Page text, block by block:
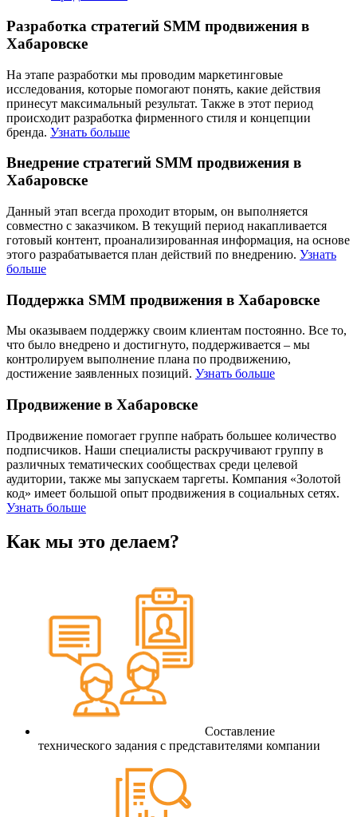
Разработка стратегий SMM продвижения в
Хабаровске
На этапе разработки мы проводим маркетинговые
исследования, которые помогают понять, какие действия
принесут максимальный результат. Также в этот период
происходит разработка фирменного стиля и концепции
бренда. Узнать больше
Внедрение стратегий SMM продвижения в
Хабаровске
Данный этап всегда проходит вторым, он выполняется
совместно с заказчиком. В текущий период накапливается
готовый контент, проанализированная информация, на основе
этого разрабатывается план действий по внедрению. Узнать
больше
Поддержка SMM продвижения в Хабаровске
Мы оказываем поддержку своим клиентам постоянно. Все то,
что было внедрено и достигнуто, поддерживается – мы
контролируем выполнение плана по продвижению,
достижение заявленных позиций. Узнать больше
Продвижение в Хабаровске
Продвижение помогает группе набрать большее количество
подписчиков. Наши специалисты раскручивают группу в
различных тематических сообществах среди целевой
аудитории, также мы запускаем таргеты. Компания «Золотой
код» имеет большой опыт продвижения в социальных сетях.
Узнать больше
Как мы это делаем?
Составление
технического задания с представителями компании